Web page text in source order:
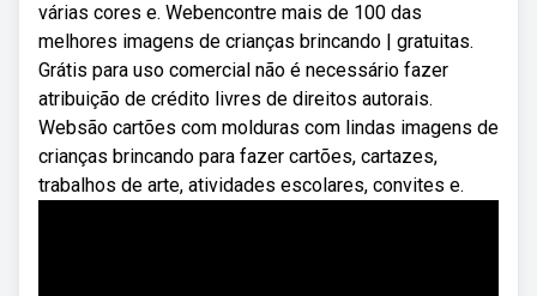
várias cores e. Webencontre mais de 100 das
melhores imagens de crianças brincando | gratuitas.
Grátis para uso comercial não é necessário fazer
atribuição de crédito livres de direitos autorais.
Websão cartões com molduras com lindas imagens de
crianças brincando para fazer cartões, cartazes,
trabalhos de arte, atividades escolares, convites e.